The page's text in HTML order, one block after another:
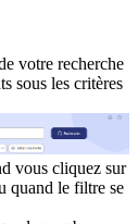
votre recherche
sous les critères
vous cliquez sur
le filtre se